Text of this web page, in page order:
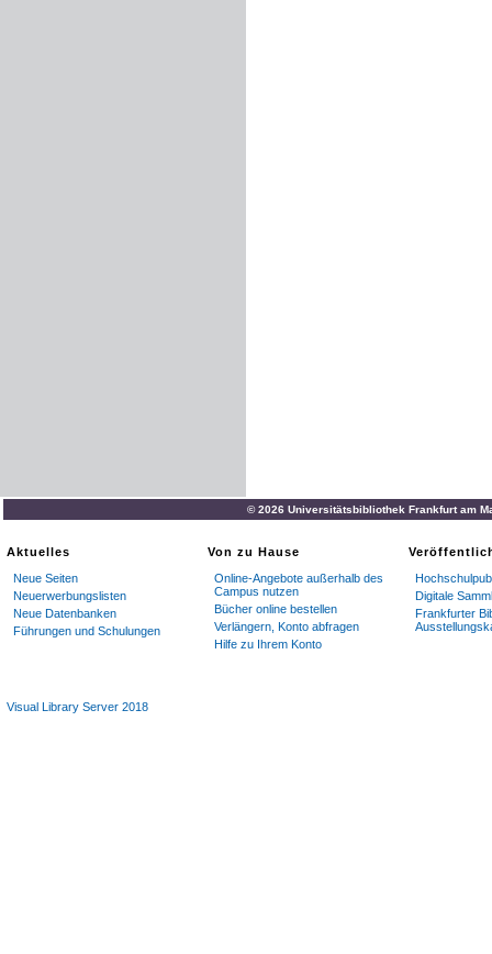
© 2026 Universitätsbibliothek Frankfurt am
Aktuelles
Neue Seiten
Neuerwerbungslisten
Neue Datenbanken
Führungen und Schulungen
Von zu Hause
Online-Angebote außerhalb des
Campus nutzen
Bücher online bestellen
Verlängern, Konto abfragen
Hilfe zu Ihrem Konto
Digitale
Frankfurter
Visual Library Server 2018